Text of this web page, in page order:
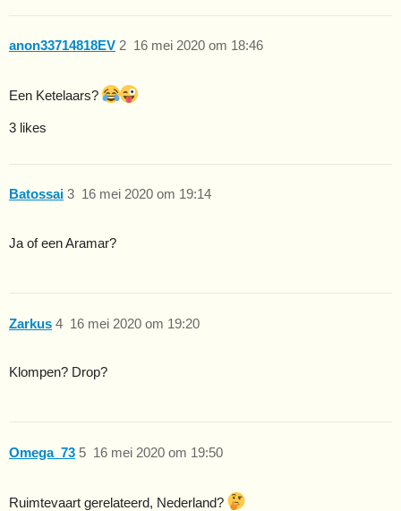
anon33714818EV 16 mei 2020 om 18:46
2
Een Ketelaars?
3 likes
Batossai 16 mei 2020 om 19:14
3
Ja of een Aramar?
Zarkus 16 mei 2020 om 19:20
4
Klompen? Drop?
Omega_73 16 mei 2020 om 19:50
5
Ruimtevaart gerelateerd, Nederland?